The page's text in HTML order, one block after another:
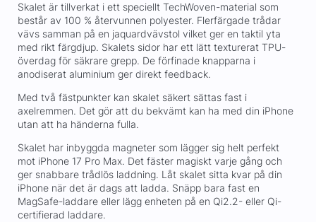
Skalet är tillverkat i ett speciellt TechWoven-material som
består av 100 % återvunnen polyester. Flerfärgade trådar
vävs samman på en jaquardvävstol vilket ger en taktil yta
med rikt färgdjup. Skalets sidor har ett lätt texturerat TPU-
överdag för säkrare grepp. De förfinade knapparna i
anodiserat aluminium ger direkt feedback.
Med två fästpunkter kan skalet säkert sättas fast i
axelremmen. Det gör att du bekvämt kan ha med din iPhone
utan att ha händerna fulla.
Skalet har inbyggda magneter som lägger sig helt perfekt
mot iPhone 17 Pro Max. Det fäster magiskt varje gång och
ger snabbare trådlös laddning. Låt skalet sitta kvar på din
iPhone när det är dags att ladda. Snäpp bara fast en
MagSafe-laddare eller lägg enheten på en Qi2.2- eller Qi-
certifierad laddare.